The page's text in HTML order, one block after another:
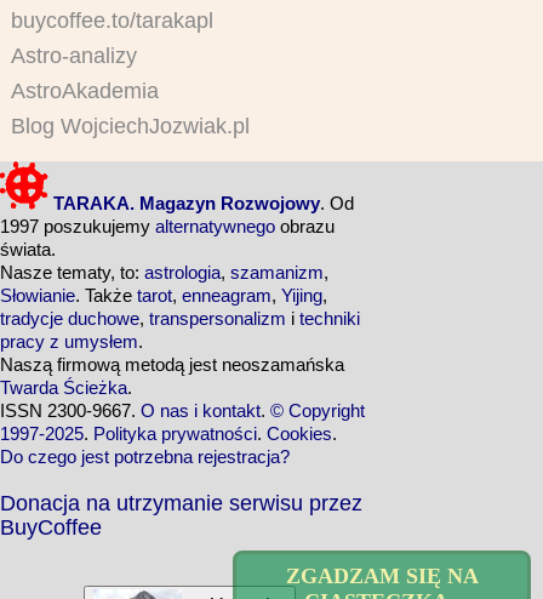
ZGADZAM SIĘ NA
buycoffee.to/tarakapl
Astro-analizy
AstroAkademia
Blog WojciechJozwiak.pl
TARAKA. Magazyn Rozwojowy. Od
1997 poszukujemy alternatywnego obrazu
świata.
Nasze tematy, to: astrologia, szamanizm,
Słowianie. Także tarot, enneagram, Yijing,
tradycje duchowe, transpersonalizm i techniki
pracy z umysłem.
Naszą firmową metodą jest neoszamańska
Twarda Ścieżka.
ISSN 2300-9667. O nas i kontakt. © Copyright
1997-2025. Polityka prywatności. Cookies.
Do czego jest potrzebna rejestracja?
Donacja na utrzymanie serwisu przez
BuyCoffee